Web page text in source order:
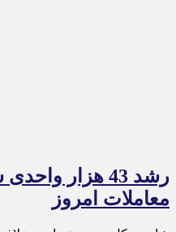
رشد 43 هزار
معاملات امروز